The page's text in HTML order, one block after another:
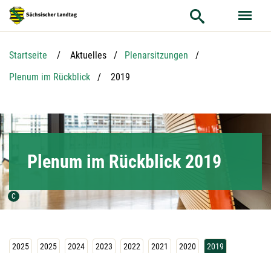
Hauptnavigation
Hauptinhalt
Service
Startseite Aktuelles
Plenarsitzungen
Plenum im Rückblick
Aktuelle Seite:
2019
C
Plenum im Rückblick 2019
2025 2025 2024 2023 2022 2021 2020 2019